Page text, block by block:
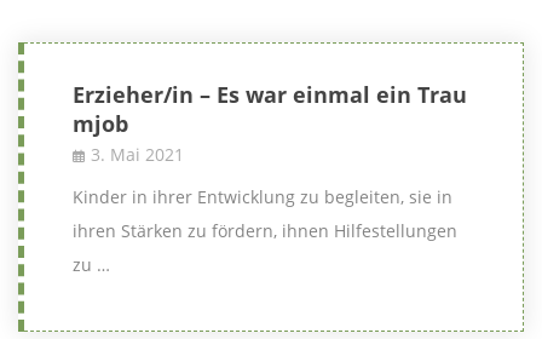
Erzieher/in – Es war einmal ein Trau
mjob
3. Mai 2021
Kinder in ihrer Entwicklung zu begleiten, sie in
ihren Stärken zu fördern, ihnen Hilfestellungen
zu …